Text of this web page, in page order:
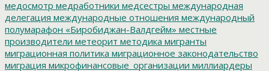
медосмотр медработники медсестры международная
делегация международные отношения международный
полумарафон «Биробиджан-Валдгейм» местные
производители метеорит методика мигранты
миграционная политика миграционное законодательство
миграция микрофинансовые_организации миллиардеры